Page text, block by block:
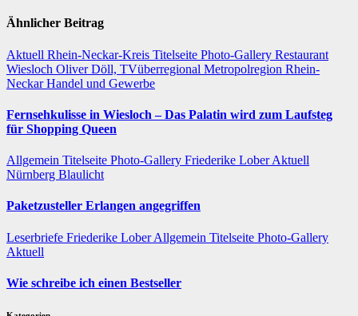
Ähnlicher Beitrag
Aktuell Rhein-Neckar-Kreis Titelseite Photo-Gallery Restaurant
Wiesloch Oliver Döll, TVüberregional Metropolregion Rhein-
Neckar Handel und Gewerbe
Fernsehkulisse in Wiesloch – Das Palatin wird zum Laufsteg
für Shopping Queen
Allgemein Titelseite Photo-Gallery Friederike LoberAktuell
Nürnberg Blaulicht
Paketzusteller Erlangen angegriffen
Leserbriefe Friederike LoberAllgemein Titelseite Photo-Gallery
Aktuell
Wie schreibe ich einen Bestseller